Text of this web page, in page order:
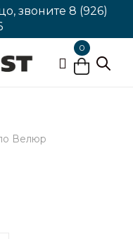
звоните 8 (926)
0
Велюр